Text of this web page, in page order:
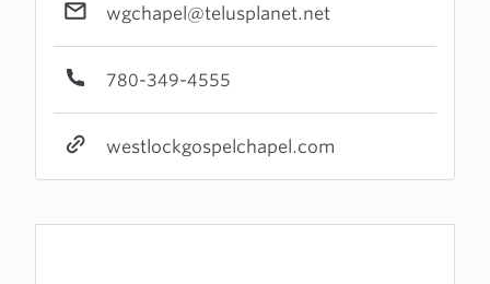
wgchapel@telusplanet.net
780-349-4555
westlockgospelchapel.com